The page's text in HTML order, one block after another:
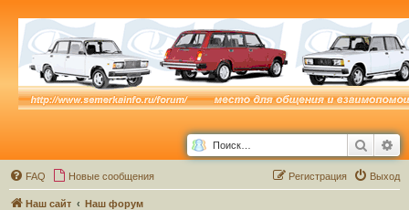
Поиск
FAQ Новые сообщения Выход
Регистрация
Наш сайт Наш форум